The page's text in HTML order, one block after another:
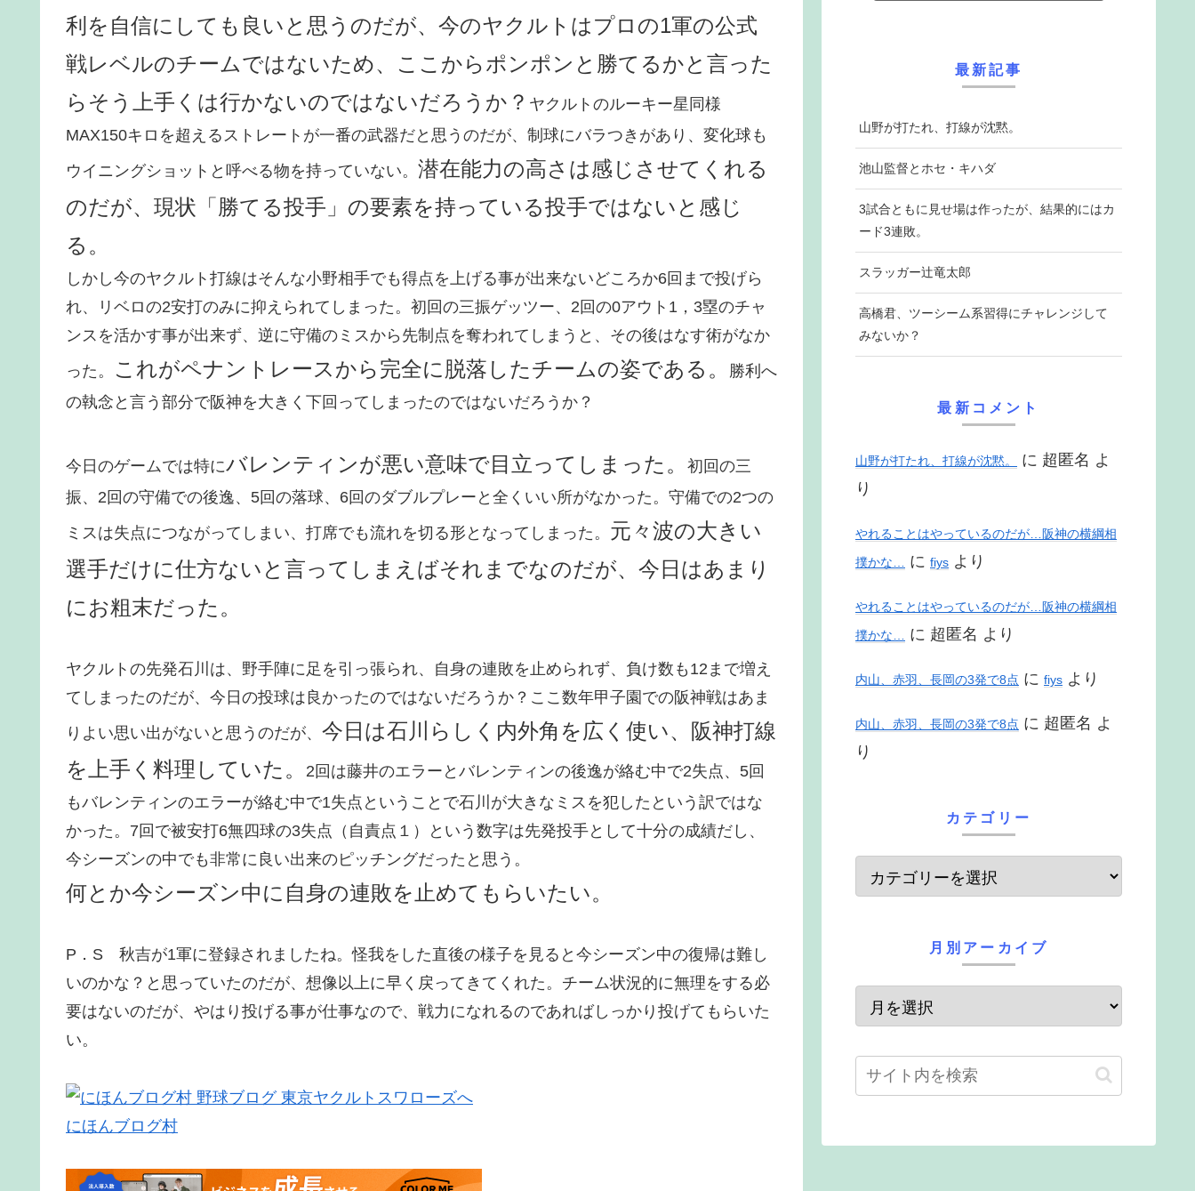
利を自信にしても良いと思うのだが、今のヤクルトはプロの1軍の公式
戦レベルのチームではないため、ここからポンポンと勝てるかと言った
らそう上手くは行かないのではないだろうか？ ヤクルトのルーキー星同様
MAX150キロを超えるストレートが一番の武器だと思うのだが、制球にバラつきがあり、変化球も
ウイニングショットと呼べる物を持っていない。 潜在能力の高さは感じさせてくれる
のだが、現状「勝てる投手」の要素を持っている投手ではないと感じ
る。
しかし今のヤクルト打線はそんな小野相手でも得点を上げる事が出来ないどころか6回まで投げら
れ、リベロの2安打のみに抑えられてしまった。初回の三振ゲッツー、2回の0アウト1，3塁のチャ
ンスを活かす事が出来ず、逆に守備のミスから先制点を奪われてしまうと、その後はなす術がなか
った。
これがペナントレースから完全に脱落したチームの姿である。
勝利へ
の執念と言う部分で阪神を大きく下回ってしまったのではないだろうか？
今日のゲームでは特にバレンティンが悪い意味で目立ってしまった。
初回の三
振、2回の守備での後逸、5回の落球、6回のダブルプレーと全くいい所がなかった。守備での2つの
ミスは失点につながってしまい、打席でも流れを切る形となってしまった。 元々波の大きい
選手だけに仕方ないと言ってしまえばそれまでなのだが、今日はあまり
にお粗末だった。
ヤクルトの先発石川は、野手陣に足を引っ張られ、自身の連敗を止められず、負け数も12まで増え
てしまったのだが、今日の投球は良かったのではないだろうか？ここ数年甲子園での阪神戦はあま
りよい思い出がないと思うのだが、 今日は石川らしく内外角を広く使い、阪神打線
を上手く料理していた。
2回は藤井のエラーとバレンティンの後逸が絡む中で2失点、5回
もバレンティンのエラーが絡む中で1失点ということで石川が大きなミスを犯したという訳ではな
かった。7回で被安打6無四球の3失点（自責点１）という数字は先発投手として十分の成績だし、
今シーズンの中でも非常に良い出来のピッチングだったと思う。
何とか今シーズン中に自身の連敗を止めてもらいたい。
P．S 秋吉が1軍に登録されましたね。怪我をした直後の様子を見ると今シーズン中の復帰は難し
いのかな？と思っていたのだが、想像以上に早く戻ってきてくれた。チーム状況的に無理をする必
要はないのだが、やはり投げる事が仕事なので、戦力になれるのであればしっかり投げてもらいた
い。
にほんブログ村
最新記事
山野が打たれ、打線が沈黙。
池山監督とホセ・キハダ
3試合ともに見せ場は作ったが、結果的にはカ
ード3連敗。
スラッガー辻竜太郎
高橋君、ツーシーム系習得にチャレンジして
みないか？
最新コメント
山野が打たれ、打線が沈黙。 に 超匿名 よ
り
やれることはやっているのだが…阪神の横綱相
撲かな… に fiys より
やれることはやっているのだが…阪神の横綱相
撲かな… に 超匿名 より
内山、赤羽、長岡の3発で8点 に fiys より
内山、赤羽、長岡の3発で8点 に 超匿名 よ
り
カテゴリー
月別アーカイブ